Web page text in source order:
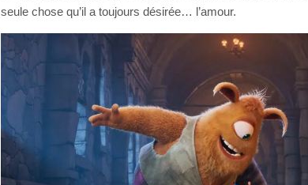
seule chose qu’il a toujours désirée… l’amour.